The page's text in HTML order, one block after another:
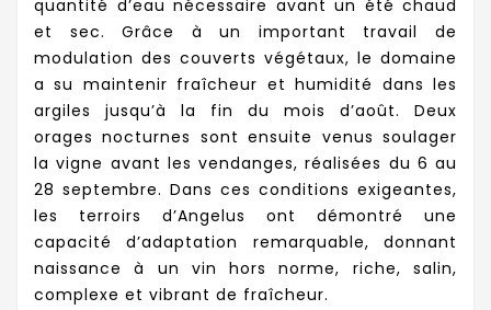
quantité d’eau nécessaire avant un été chaud
et sec. Grâce à un important travail de
modulation des couverts végétaux, le domaine
a su maintenir fraîcheur et humidité dans les
argiles jusqu’à la fin du mois d’août. Deux
orages nocturnes sont ensuite venus soulager
la vigne avant les vendanges, réalisées du 6 au
28 septembre. Dans ces conditions exigeantes,
les terroirs d’Angelus ont démontré une
capacité d’adaptation remarquable, donnant
naissance à un vin hors norme, riche, salin,
complexe et vibrant de fraîcheur.